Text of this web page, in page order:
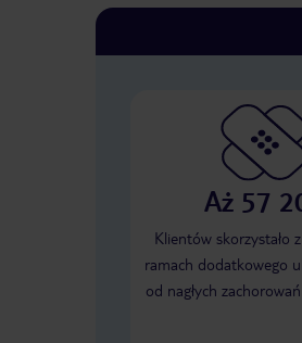
Aż 57
Klientów skorzystało
ramach dodatkowego
od nagłych